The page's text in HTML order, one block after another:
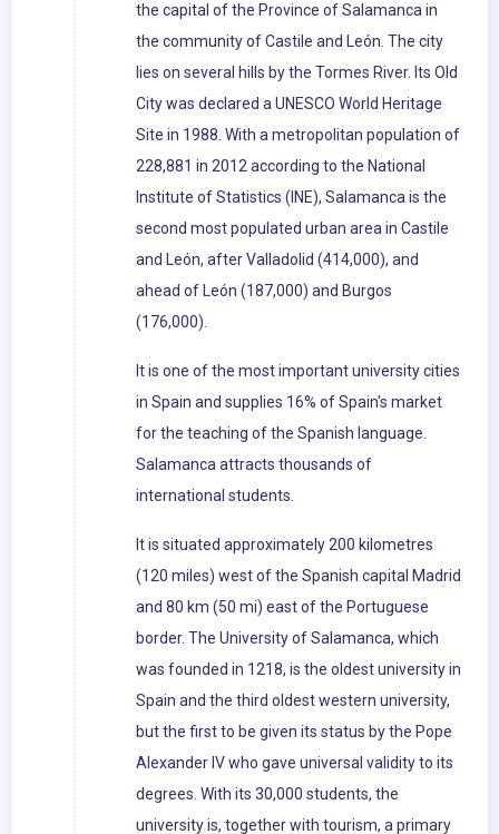
the capital of the Province of Salamanca in
the community of Castile and León. The city
lies on several hills by the Tormes River. Its Old
City was declared a UNESCO World Heritage
Site in 1988. With a metropolitan population of
228,881 in 2012 according to the National
Institute of Statistics (INE), Salamanca is the
second most populated urban area in Castile
and León, after Valladolid (414,000), and
ahead of León (187,000) and Burgos
(176,000).
It is one of the most important university cities
in Spain and supplies 16% of Spain's market
for the teaching of the Spanish language.
Salamanca attracts thousands of
international students.
It is situated approximately 200 kilometres
(120 miles) west of the Spanish capital Madrid
and 80 km (50 mi) east of the Portuguese
border. The University of Salamanca, which
was founded in 1218, is the oldest university in
Spain and the third oldest western university,
but the first to be given its status by the Pope
Alexander IV who gave universal validity to its
degrees. With its 30,000 students, the
university is, together with tourism, a primary